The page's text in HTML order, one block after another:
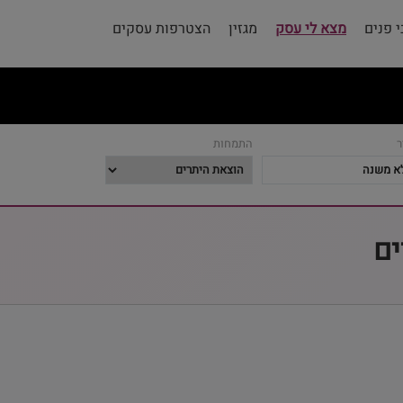
פנים מצא לי עסק מגזין הצטרפות עסקים
התמחות